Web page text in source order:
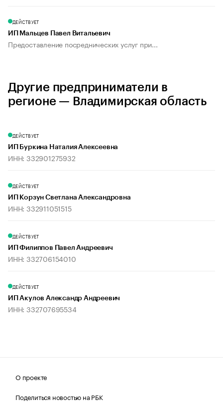
ДЕЙСТВУЕТ
ИП Мальцев Павел Витальевич
Предоставление посреднических услуг при...
Другие предприниматели в
регионе — Владимирская область
ДЕЙСТВУЕТ
ИП Буркина Наталия Алексеевна
ИНН: 332901275932
ДЕЙСТВУЕТ
ИП Корзун Светлана Александровна
ИНН: 332911051515
ДЕЙСТВУЕТ
ИП Филиппов Павел Андреевич
ИНН: 332706154010
ДЕЙСТВУЕТ
ИП Акулов Александр Андреевич
ИНН: 332707695534
О проекте
Поделиться новостью на РБК